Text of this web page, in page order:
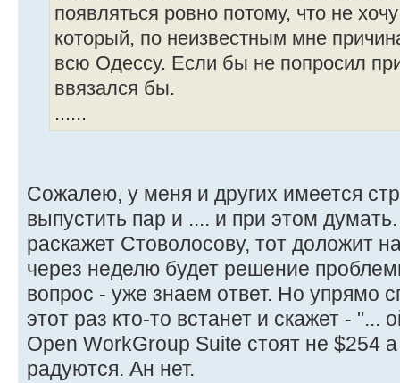
появляться ровно потому, что не
который, по неизвестным мне
всю Одессу. Если бы не попросил
ввязался бы.
......
Сожалею, у меня и других имеется
выпустить пар и .... и при этом
раскажет Стоволосову, тот доложит
через неделю будет решение
вопрос - уже знаем ответ. Но упрямо
этот раз кто-то встанет и скажет -
Open WorkGroup Suite стоят не $254
радуются. Ан нет.